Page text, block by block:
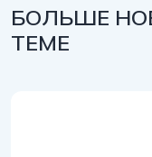
БОЛЬШЕ
ТЕМЕ